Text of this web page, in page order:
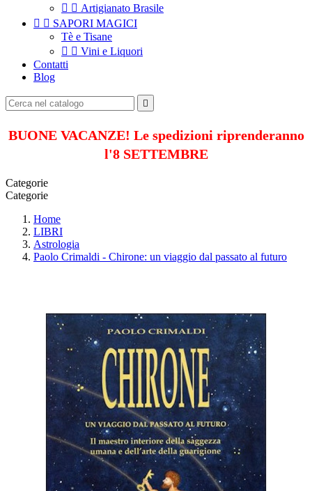
  Artigianato Brasile
  SAPORI MAGICI
Tè e Tisane
  Vini e Liquori
Contatti
Blog

BUONE VACANZE! Le spedizioni riprenderanno
l'8 SETTEMBRE
Categorie
Categorie
Home
LIBRI
Astrologia
Paolo Crimaldi - Chirone: un viaggio dal passato al futuro